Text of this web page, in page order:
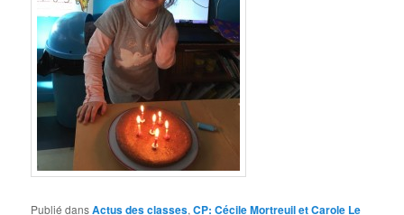
Publié dansActus des classes,CP: Cécile Mortreuil et Carole Le